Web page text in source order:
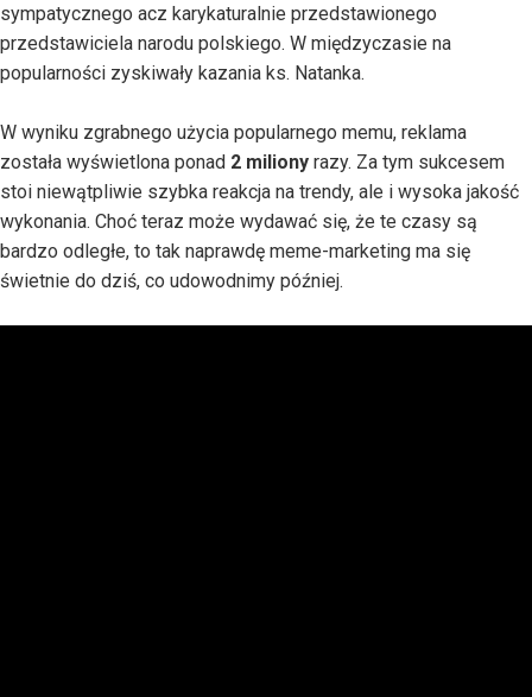
sympatycznego acz karykaturalnie przedstawionego
przedstawiciela narodu polskiego. W międzyczasie na
popularności zyskiwały kazania ks. Natanka.
W wyniku zgrabnego użycia popularnego memu, reklama
została wyświetlona ponad 2 miliony razy. Za tym sukcesem
stoi niewątpliwie szybka reakcja na trendy, ale i wysoka jakość
wykonania. Choć teraz może wydawać się, że te czasy są
bardzo odległe, to tak naprawdę meme-marketing ma się
świetnie do dziś, co udowodnimy później.